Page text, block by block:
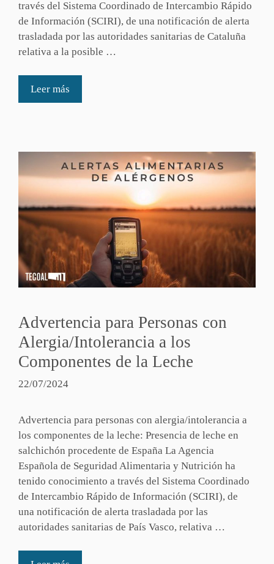
través del Sistema Coordinado de Intercambio Rápido
de Información (SCIRI), de una notificación de alerta
trasladada por las autoridades sanitarias de Cataluña
relativa a la posible …
Leer más
Advertencia para Personas con
Alergia/Intolerancia a los
Componentes de la Leche
22/07/2024
Advertencia para personas con alergia/intolerancia a
los componentes de la leche: Presencia de leche en
salchichón procedente de España La Agencia
Española de Seguridad Alimentaria y Nutrición ha
tenido conocimiento a través del Sistema Coordinado
de Intercambio Rápido de Información (SCIRI), de
una notificación de alerta trasladada por las
autoridades sanitarias de País Vasco, relativa …